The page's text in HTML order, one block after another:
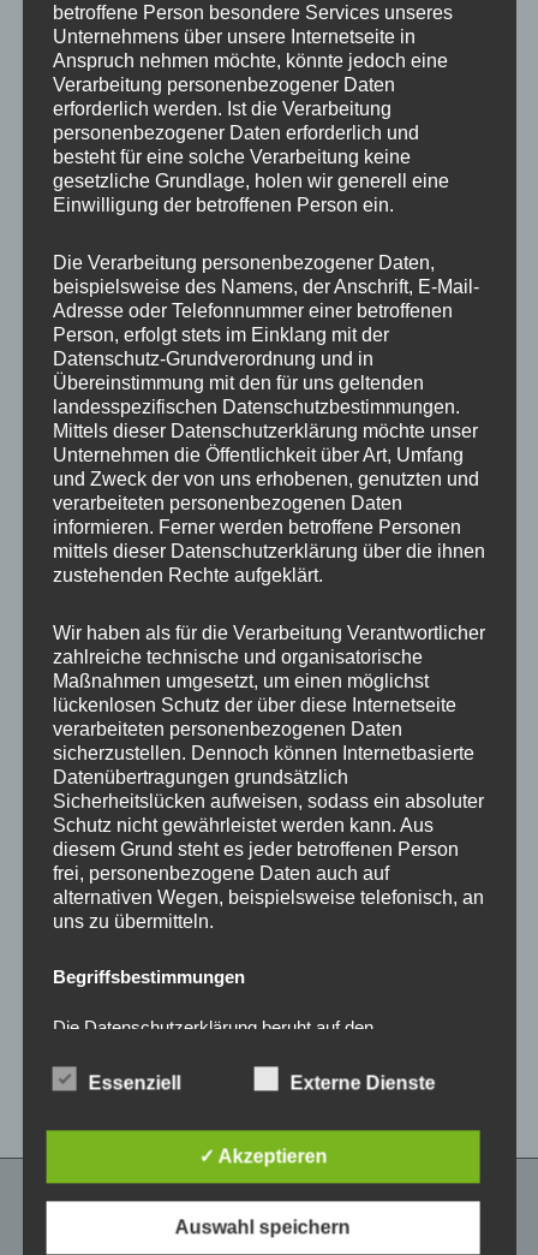
https://concaverwheels.com/upload/files/63014503-112-5-
57-45.pdf
Ähnliche Produkte
Sale!
Sale!
CONCAVER CVR1
19×8,5 ET45 5×112
Carbon Graphite
450,00€
war:
450,00 €
360,00€
ist:
360,00 €.
*
von
CONCAVER CVR1
19×8 ET40 5×112
Double Tinted Black
425,00 € *
von
5
CONCAVER CVR1
19×8,5 ET35 5×112
450,00€ *
Bewertet
von
CONCAVER CVR1
Bewertet
von
5
RECHTLICHES
betroffene Person besondere Services unseres
Unternehmens über unsere Internetseite in
Anspruch nehmen möchte, könnte jedoch eine
Verarbeitung personenbezogener Daten
erforderlich werden. Ist die Verarbeitung
personenbezogener Daten erforderlich und
besteht für eine solche Verarbeitung keine
gesetzliche Grundlage, holen wir generell eine
Einwilligung der betroffenen Person ein.
Die Verarbeitung personenbezogener Daten,
beispielsweise des Namens, der Anschrift, E-Mail-
Adresse oder Telefonnummer einer betroffenen
Person, erfolgt stets im Einklang mit der
Datenschutz-Grundverordnung und in
Übereinstimmung mit den für uns geltenden
landesspezifischen Datenschutzbestimmungen.
Mittels dieser Datenschutzerklärung möchte unser
Unternehmen die Öffentlichkeit über Art, Umfang
und Zweck der von uns erhobenen, genutzten und
verarbeiteten personenbezogenen Daten
informieren. Ferner werden betroffene Personen
mittels dieser Datenschutzerklärung über die ihnen
zustehenden Rechte aufgeklärt.
Wir haben als für die Verarbeitung Verantwortlicher
zahlreiche technische und organisatorische
Maßnahmen umgesetzt, um einen möglichst
lückenlosen Schutz der über diese Internetseite
verarbeiteten personenbezogenen Daten
sicherzustellen. Dennoch können Internetbasierte
Datenübertragungen grundsätzlich
Sicherheitslücken aufweisen, sodass ein absoluter
Schutz nicht gewährleistet werden kann. Aus
diesem Grund steht es jeder betroffenen Person
frei, personenbezogene Daten auch auf
alternativen Wegen, beispielsweise telefonisch, an
uns zu übermitteln.
Begriffsbestimmungen
Die Datenschutzerklärung beruht auf den
Richtlinien- und Verordnungsgeber beim Erlass der
Datenschutz-Grundverordnung (DS-GVO) verwendet
Um dies zu gewährleisten, möchten wir vorab die
verwendeten Begrifflichkeiten erläutern.
Wir verwenden in dieser Datenschutzerklärung
Essenziell Externe Dienste
✓ Akzeptieren
Auswahl speichern